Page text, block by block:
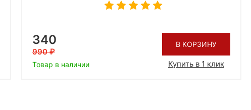
340
990
Товар в наличии
В КОРЗИНУ
Купить в 1 клик